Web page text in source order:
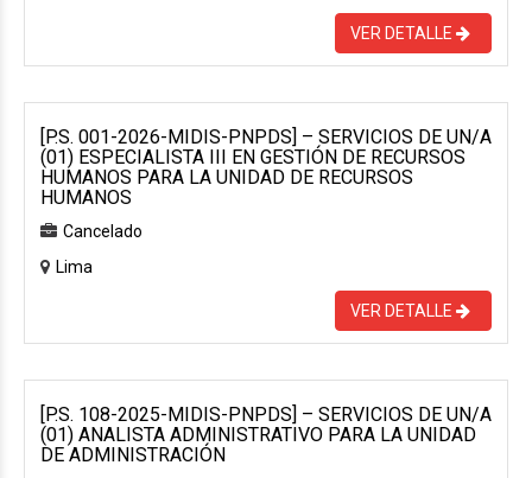
VER DETALLE
[P.S. 001-2026-MIDIS-PNPDS] – SERVICIOS DE UN/A
(01) ESPECIALISTA III EN GESTIÓN DE RECURSOS
HUMANOS PARA LA UNIDAD DE RECURSOS
HUMANOS
Cancelado
Lima
VER DETALLE
[P.S. 108-2025-MIDIS-PNPDS] – SERVICIOS DE UN/A
(01) ANALISTA ADMINISTRATIVO PARA LA UNIDAD
DE ADMINISTRACIÓN